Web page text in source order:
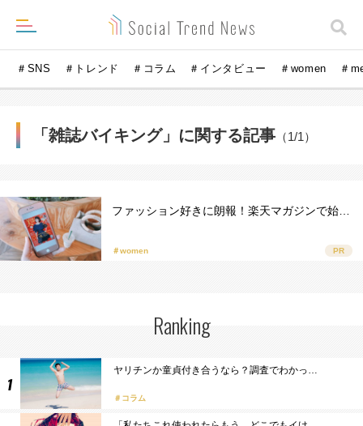
＃SNS ＃トレンド ＃コラム ＃インタビュー ＃women ＃
「雑誌バイキング」に関する記事 （1/1）
ファッション好きに朗報！楽天マガジンで始…
＃women PR
Ranking
ヤリチンか童貞付き合うなら？調査でわかっ…
コラム